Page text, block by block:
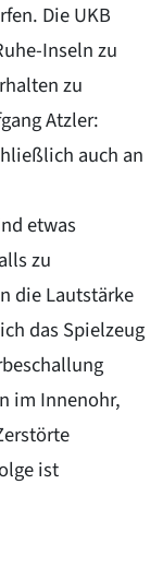
Die UKB
Inseln zu
zu
Atzler:
auch an
etwas
zu
die Lautstärke
das Spielzeug
im Innenohr,
ist